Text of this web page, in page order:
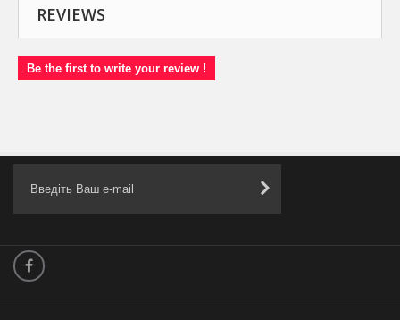
REVIEWS
Be the first to write your review !